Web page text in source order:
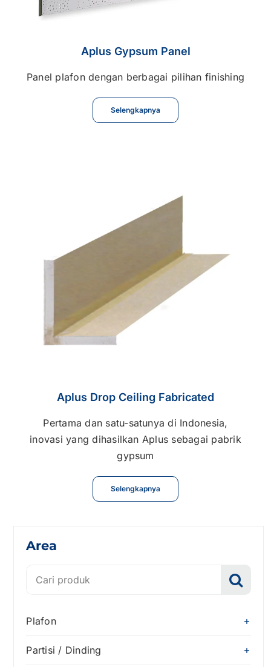
Area
Plafon
Partisi / Dinding
Aplus Gypsum Panel
Panel plafon dengan berbagai pilihan finishing
Selengkapnya
Aplus Drop Ceiling Fabricated
Pertama dan satu-satunya di Indonesia,
inovasi yang dihasilkan Aplus sebagai pabrik
gypsum
Selengkapnya